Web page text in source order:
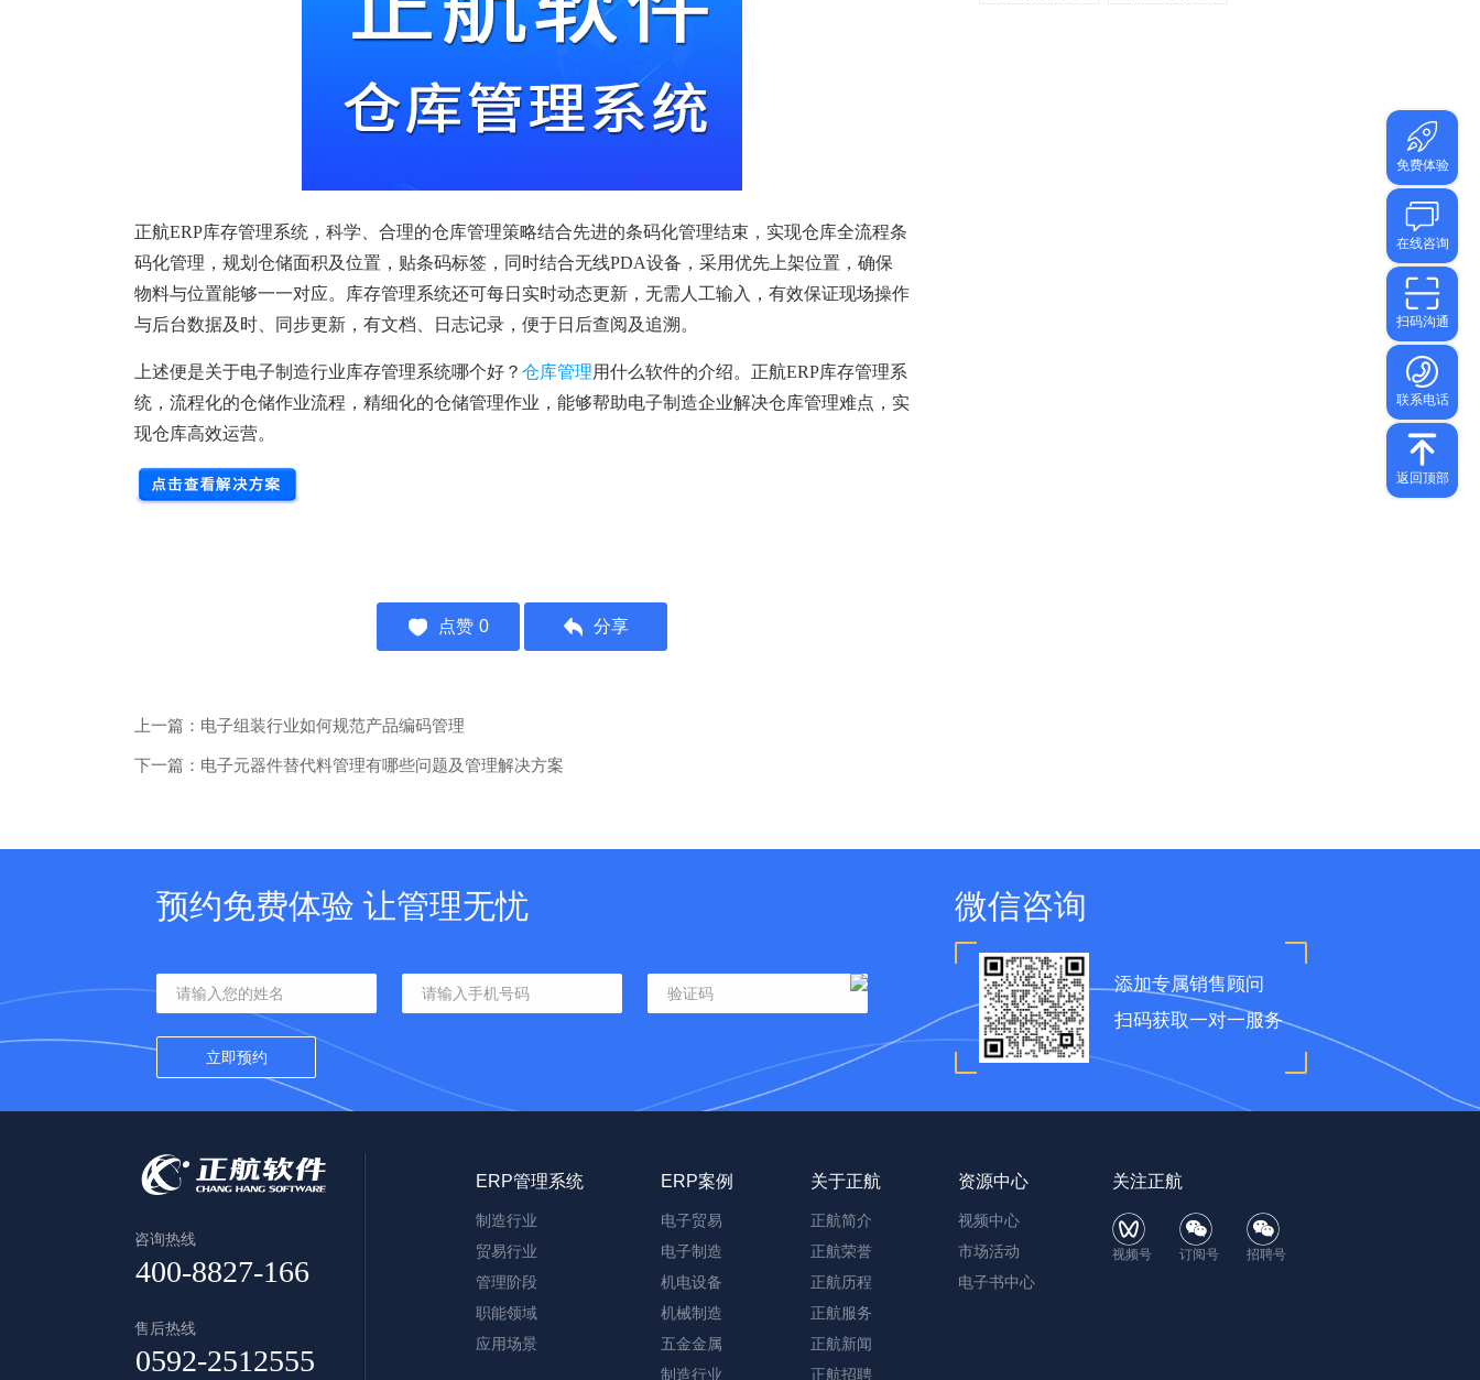
正航ERP库存管理系统，科学、合理的仓库管理策略结合先进的条码化管理结束，实现仓库全流程条
码化管理，规划仓储面积及位置，贴条码标签，同时结合无线PDA设备，采用优先上架位置，确保
物料与位置能够一一对应。库存管理系统还可每日实时动态更新，无需人工输入，有效保证现场操作
与后台数据及时、同步更新，有文档、日志记录，便于日后查阅及追溯。
上述便是关于电子制造行业库存管理系统哪个好？ 仓库管理用什么软件的介绍。正航ERP库存管理系
统，流程化的仓储作业流程，精细化的仓储管理作业，能够帮助电子制造企业解决仓库管理难点，实
现仓库高效运营。
点赞 0 分享
上一篇：电子组装行业如何规范产品编码管理
下一篇：电子元器件替代料管理有哪些问题及管理解决方案
预约免费体验 让管理无忧 微信咨询
添加专属销售顾问
扫码获取一对一服务
咨询热线
售后热线
ERP管理系统
制造行业
贸易行业
管理阶段
职能领域
应用场景
ERP案例
电子贸易
电子制造
机电设备
机械制造
五金金属
制造行业
关于正航
正航简介
正航荣誉
正航历程
正航服务
正航新闻
正航招聘
资源中心
视频中心
市场活动
电子书中心
关注正航
视频号 订阅号 招聘号